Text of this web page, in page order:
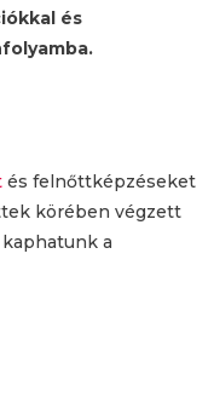
és
és felnőttképzéseket
körében végzett
a